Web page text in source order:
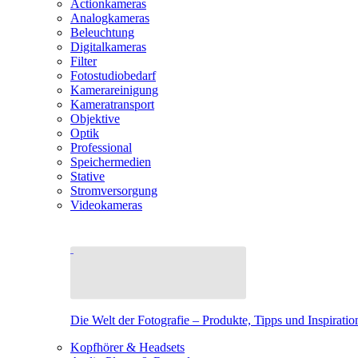
Actionkameras
Analogkameras
Beleuchtung
Digitalkameras
Filter
Fotostudiobedarf
Kamerareinigung
Kameratransport
Objektive
Optik
Professional
Speichermedien
Stative
Stromversorgung
Videokameras
Die Welt der Fotografie – Produkte, Tipps und
Kopfhörer & Headsets